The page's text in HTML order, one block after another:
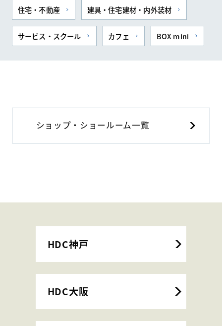
住宅・不動産 建具・住宅建材・内外装材
サービス・スクール カフェ BOX mini
ショップ・ショールーム一覧
HDC神戸
HDC大阪